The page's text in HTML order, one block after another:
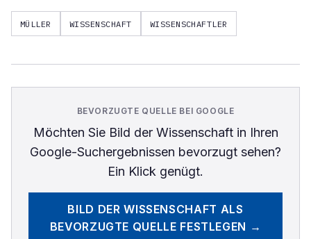
MÜLLER WISSENSCHAFT WISSENSCHAFTLER
BEVORZUGTE QUELLE BEI GOOGLE
Möchten Sie Bild der Wissenschaftin Ihren
Google-Suchergebnissen bevorzugt sehen?
Ein Klick genügt.
BILD DER WISSENSCHAFT ALS
BEVORZUGTE QUELLE FESTLEGEN →